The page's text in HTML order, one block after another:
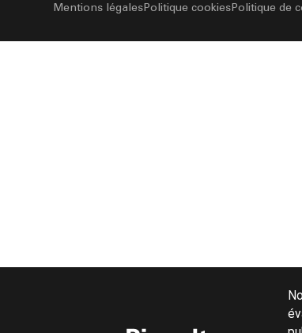
Mentions légalesPolitique cookiesPolitique de